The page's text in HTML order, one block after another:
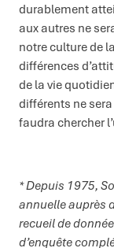
durablement
aux autres ne
notre culture de
différences
de la vie
différents ne
faudra chercher
* Depuis 1975,
annuelle auprès
recueil de
d’enquête